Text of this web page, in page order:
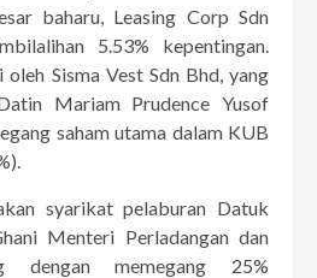
baharu, Leasing Corp Sdn
5.53% kepentingan.
Sisma Vest Sdn Bhd, yang
Mariam Prudence Yusof
saham utama dalam KUB
syarikat pelaburan Datuk
Menteri Perladangan dan
dengan memegang 25%